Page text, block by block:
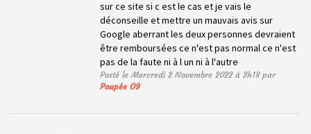
sur ce site si c est le cas et je vais le
déconseille et mettre un mauvais avis sur
Google aberrant les deux personnes devraient
être remboursées ce n'est pas normal ce n'est
pas de la faute ni à l un ni à l'autre
Posté le Mercredi 2 Novembre 2022 à 2h18 par
Poupée O9